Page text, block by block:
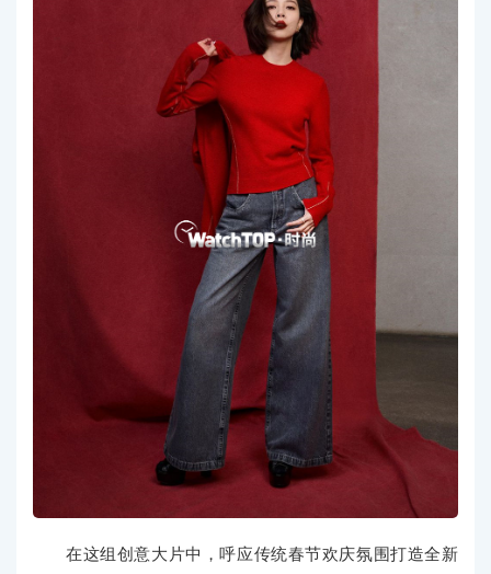
在这组创意大片中，呼应传统春节欢庆氛围打造全新